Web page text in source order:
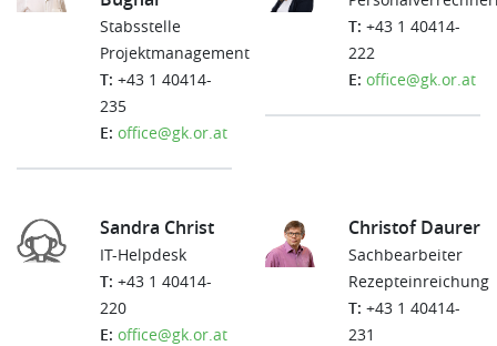
Stabsstelle
Projektmanagement
T: +43 1 40414-
235
E: office@gk.or.at
T: +43 1 40414-
222
E: office@gk.or.at
Sandra Christ
IT-Helpdesk
T: +43 1 40414-
220
E: office@gk.or.at
Christof Daurer
Sachbearbeiter
Rezepteinreichung
T: +43 1 40414-
231